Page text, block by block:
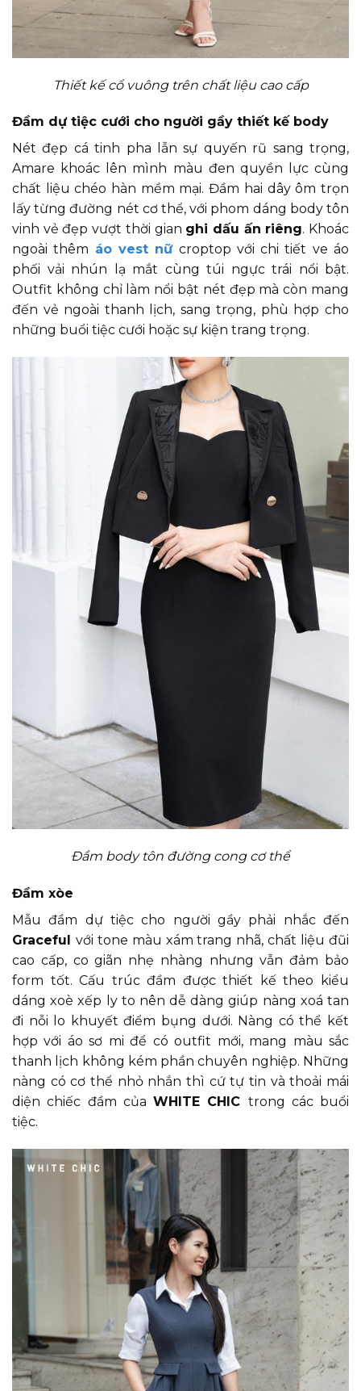
Thiết kế cổ vuông trên chất liệu cao cấp
Đầm dự tiệc cưới cho người gầy thiết kế body
Nét đẹp cá tinh pha lẫn sự quyến rũ sang trọng,
Amare khoác lên mình màu đen quyền lực cùng
chất liệu chéo hàn mềm mại. Đầm hai dây ôm trọn
lấy từng đường nét cơ thể, với phom dáng body tôn
vinh vẻ đẹp vượt thời gian ghi dấu ấn riêng. Khoác
ngoài thêm áo vest nữcroptop với chi tiết ve áo
phối vải nhún lạ mắt cùng túi ngực trái nổi bật.
Outfit không chỉ làm nổi bật nét đẹp mà còn mang
đến vẻ ngoài thanh lịch, sang trọng, phù hợp cho
những buổi tiệc cưới hoặc sự kiện trang trọng.
Đầm body tôn đường cong cơ thể
Đầm xòe
Mẫu đầm dự tiệc cho người gầy phải nhắc đến
Graceful với tone màu xám trang nhã, chất liệu đũi
cao cấp, co giãn nhẹ nhàng nhưng vẫn đảm bảo
form tốt. Cấu trúc đầm được thiết kế theo kiểu
dáng xoè xếp ly to nên dễ dàng giúp nàng xoá tan
đi nỗi lo khuyết điểm bụng dưới. Nàng có thể kết
hợp với áo sơ mi để có outfit mới, mang màu sắc
thanh lịch không kém phần chuyên nghiệp. Những
nàng có cơ thể nhỏ nhắn thì cứ tự tin và thoải mái
diện chiếc đầm của WHITE CHIC trong các buổi
tiệc.